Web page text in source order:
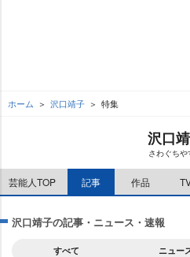
ホーム 沢口靖子 特集
沢口
さわぐちや
芸能人TOP 記事 作品
沢口靖子の記事・ニュース・速報
すべて ニュー